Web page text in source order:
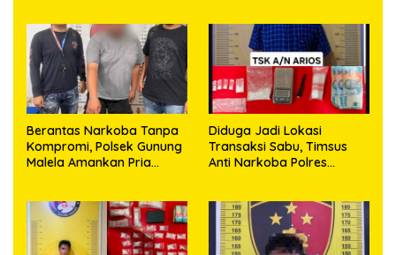
Berantas Narkoba Tanpa
Kompromi, Polsek Gunung
Malela Amankan Pria
Diduga Jadi Lokasi
Transaksi Sabu, Timsus
Anti Narkoba Polres
63,67 Gram Sabu